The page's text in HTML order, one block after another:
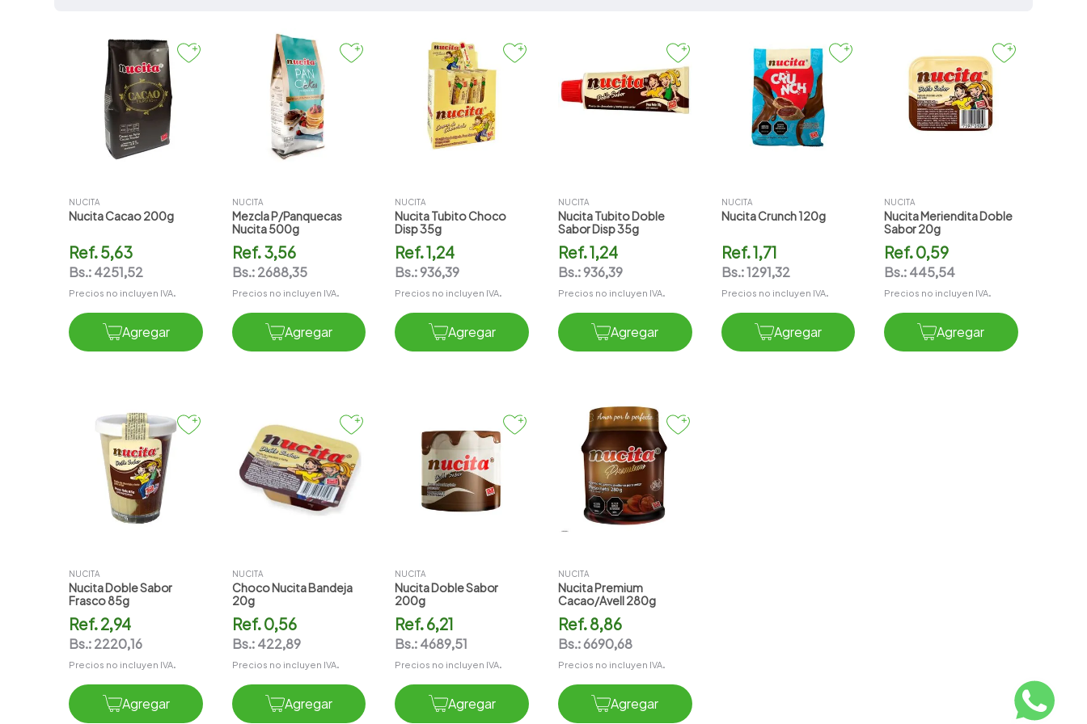
Reposteria
NUCITA
Nucita Cacao 200g
Ref.5,63
Bs.:4251,52
Precios no incluyen IVA.
Agregar
NUCITA
Mezcla P/panquecas
Nucita 500g
Ref.3,56
Bs.: 2688,35
Precios no incluyen IVA.
Agregar
NUCITA
Nucita Tubito Choco
Disp 35g
Ref.1,24
Bs.:936,39
Precios no incluyen IVA.
Agregar
NUCITA
Nucita Tubito Doble
Sabor Disp 35g
Ref.1,24
Bs.:936,39
Precios no incluyen IVA.
Agregar
NUCITA
Nucita Crunch 120g
Ref.1,71
Bs.:1291,32
Precios no incluyen IVA.
Agregar
NUCITA
Nucita Meriendita Doble
Sabor 20g
Ref.0,59
Bs.:445,54
Precios no incluyen IVA.
Agregar
NUCITA
Nucita Doble Sabor
Frasco 85g
Ref.2,94
Bs.:2220,16
Precios no incluyen IVA.
Agregar
NUCITA
Choco Nucita Bandeja
20g
Ref.0,56
Bs.: 422,89
Precios no incluyen IVA.
Agregar
NUCITA
Nucita Doble Sabor
200g
Ref.6,21
Bs.:4689,51
Precios no incluyen IVA.
Agregar
NUCITA
Nucita Premium
Cacao/avell 280g
Ref.8,86
Bs.:6690,68
Precios no incluyen IVA.
Agregar
atorvastatina
slinda
pharmacorp